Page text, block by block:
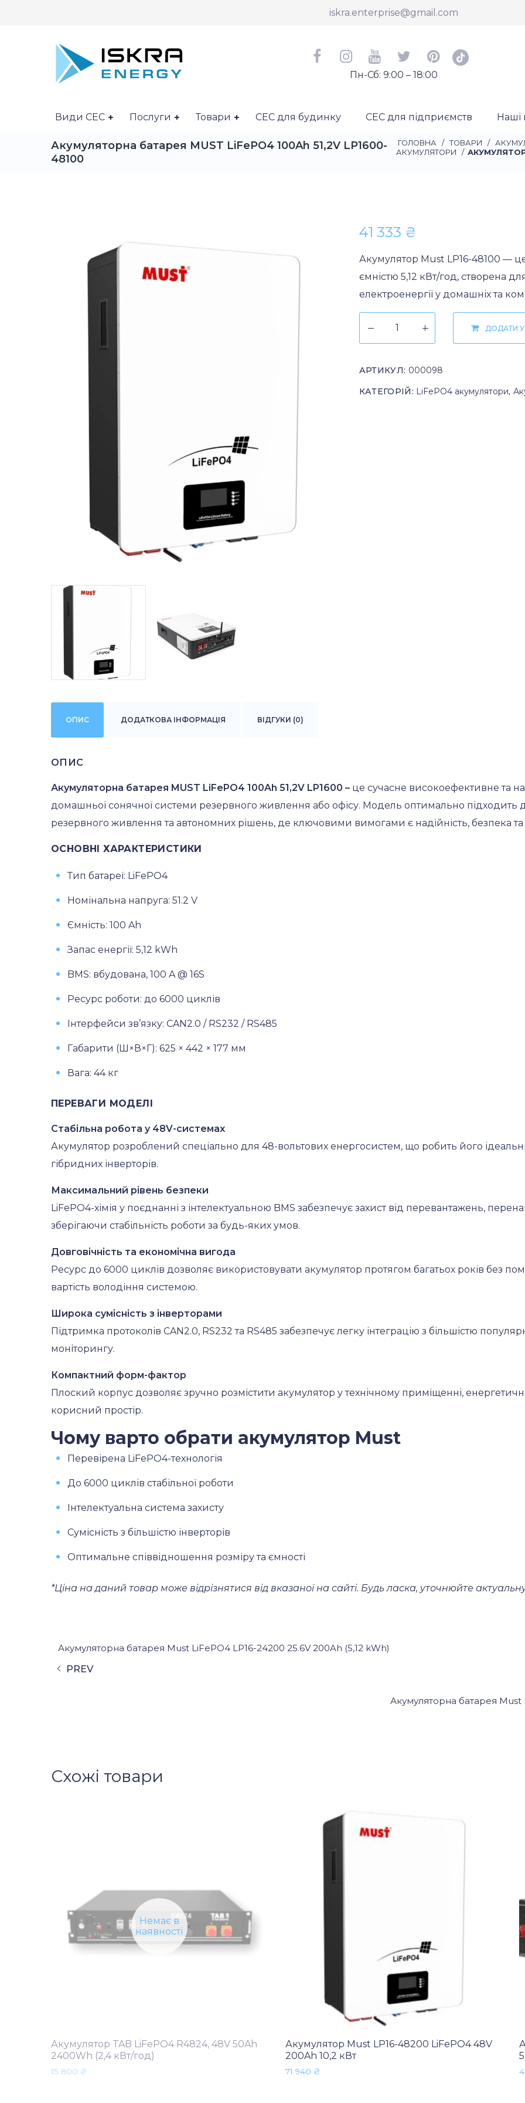
iskra.enterprise@gmail.com
Пн-Сб: 9:00 – 18:00
Види СЕС Послуги Товари СЕС для будинку СЕС для підприємств Наші
Акумуляторна батарея MUST LiFePO4 100Ah 51,2V LP1600-
48100
ГОЛОВНА / ТОВАРИ /
АКУМУЛЯТОРИ
/
41 333 ₴
Акумулятор Must LP16-48100 — це
ємністю 5,12 кВт/год, створена
електроенергії у домашніх та
ДОДАТИ
АРТИКУЛ: 000098
КАТЕГОРІЙ: LiFePO4 акумулятори,
ОПИС ДОДАТКОВА ІНФОРМАЦІЯ ВІДГУКИ (0)
ОПИС
Акумуляторна батарея MUST LiFePO4 100Ah 51,2V LP1600 – це сучасне високоефективне та
домашньої сонячної системи резервного живлення або офісу. Модель оптимально підходить
резервного живлення та автономних рішень, де ключовими вимогами є надійність, безпека та
ОСНОВНІ ХАРАКТЕРИСТИКИ
Тип батареї: LiFePO4
Номінальна напруга: 51.2 V
Ємність: 100 Ah
Запас енергії: 5,12 kWh
BMS: вбудована, 100 A @ 16S
Ресурс роботи: до 6000 циклів
Інтерфейси зв’язку: CAN2.0 / RS232 / RS485
Габарити (Ш×В×Г): 625 × 442 × 177 мм
Вага: 44 кг
ПЕРЕВАГИ МОДЕЛІ
Стабільна робота у 48V-системах
Акумулятор розроблений спеціально для 48-вольтових енергосистем, що робить його
гібридних інверторів.
Максимальний рівень безпеки
LiFePO4-хімія у поєднанні з інтелектуальною BMS забезпечує захист від перевантажень,
зберігаючи стабільність роботи за будь-яких умов.
Довговічність та економічна вигода
Ресурс до 6000 циклів дозволяє використовувати акумулятор протягом багатьох років без
вартість володіння системою.
Широка сумісність з інверторами
Підтримка протоколів CAN2.0, RS232 та RS485 забезпечує легку інтеграцію з більшістю
моніторингу.
Компактний форм-фактор
Плоский корпус дозволяє зручно розмістити акумулятор у технічному приміщенні,
корисний простір.
Чому варто обрати акумулятор Must
Перевірена LiFePO4-технологія
До 6000 циклів стабільної роботи
Інтелектуальна система захисту
Сумісність з більшістю інверторів
Оптимальне співвідношення розміру та ємності
*Ціна на даний товар може відрізнятися від вказаної на сайті. Будь ласка, уточнюйте
Акумуляторна батарея Must LiFePO4 LP16-24200 25.6V 200Ah (5,12 kWh)
PREV
Акумуляторна батарея Must
Схожі товари
Немає в
наявності
Акумулятор TAB LiFePO4 R4824, 48V 50Ah
2400Wh (2,4 кВт/год)
15 800 ₴
Акумулятор Must LP16-48200 LiFePO4 48V
200Ah 10,2 кВт
71 940 ₴